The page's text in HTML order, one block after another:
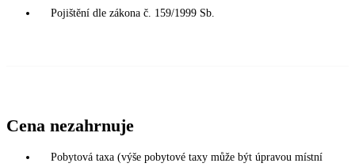
Pojištění dle zákona č. 159/1999 Sb.
Cena nezahrnuje
Pobytová taxa (výše pobytové taxy může být úpravou místní